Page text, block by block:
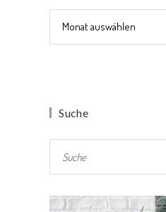
Suche